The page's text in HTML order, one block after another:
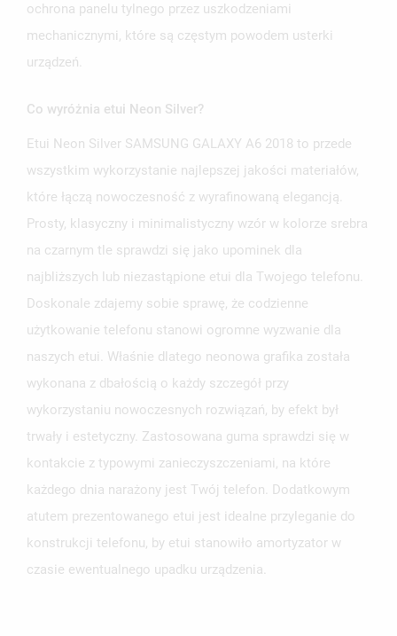
ochrona panelu tylnego przez uszkodzeniami
mechanicznymi, które są częstym powodem usterki
urządzeń.
Co wyróżnia etui Neon Silver?
Etui Neon Silver SAMSUNG GALAXY A6 2018 to przede
wszystkim wykorzystanie najlepszej jakości materiałów,
które łączą nowoczesność z wyrafinowaną elegancją.
Prosty, klasyczny i minimalistyczny wzór w kolorze srebra
na czarnym tle sprawdzi się jako upominek dla
najbliższych lub niezastąpione etui dla Twojego telefonu.
Doskonale zdajemy sobie sprawę, że codzienne
użytkowanie telefonu stanowi ogromne wyzwanie dla
naszych etui. Właśnie dlatego neonowa grafika została
wykonana z dbałością o każdy szczegół przy
wykorzystaniu nowoczesnych rozwiązań, by efekt był
trwały i estetyczny. Zastosowana guma sprawdzi się w
kontakcie z typowymi zanieczyszczeniami, na które
każdego dnia narażony jest Twój telefon. Dodatkowym
atutem prezentowanego etui jest idealne przyleganie do
konstrukcji telefonu, by etui stanowiło amortyzator w
czasie ewentualnego upadku urządzenia.